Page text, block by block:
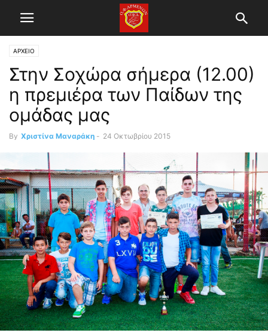
ΑΡΧΕΙΟ
Στην Σοχώρα σήμερα (12.00)
η πρεμιέρα των Παίδων της
ομάδας μας
By Χριστίνα Μαναράκη - 24 Οκτωβρίου 2015